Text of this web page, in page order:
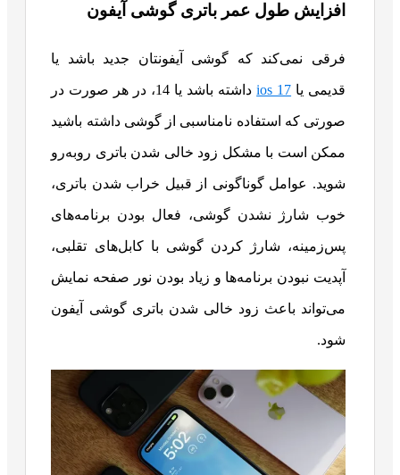
افزایش طول عمر باتری گوشی آیفون
فرقی نمی‌کند که گوشی آیفونتان جدید باشد یا
قدیمی یا ios 17 داشته باشد یا 14، در هر صورت در
صورتی که استفاده نامناسبی از گوشی داشته باشید
ممکن است با مشکل زود خالی شدن باتری روبه‌رو
شوید. عوامل گوناگونی از قبیل خراب شدن باتری،
خوب شارژ نشدن گوشی، فعال بودن برنامه‌های
پس‌زمینه، شارژ کردن گوشی با کابل‌های تقلبی،
آپدیت نبودن برنامه‌ها و زیاد بودن نور صفحه نمایش
می‌‌تواند باعث زود خالی شدن باتری گوشی آیفون
شود.